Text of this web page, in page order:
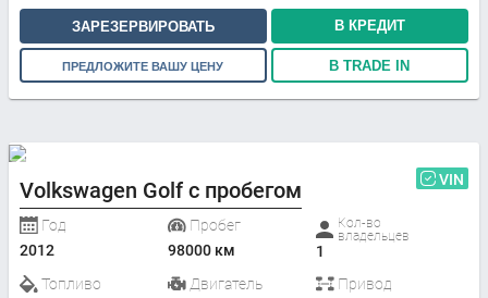
ЗАРЕЗЕРВИРОВАТЬ В КРЕДИТ
ПРЕДЛОЖИТЕ ВАШУ ЦЕНУ В TRADE IN
Volkswagen Golf с пробегом VIN
Год
2012
Пробег
98000 км
Кол-во
владельцев
1
Топливо
Двигатель
Привод